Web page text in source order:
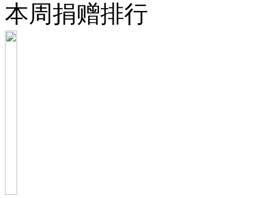
本周捐赠排行